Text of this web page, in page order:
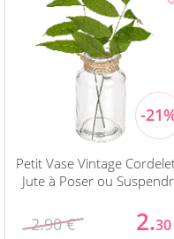
Petit Vase Vintage
Jute à Poser ou
2.90 € 2.30